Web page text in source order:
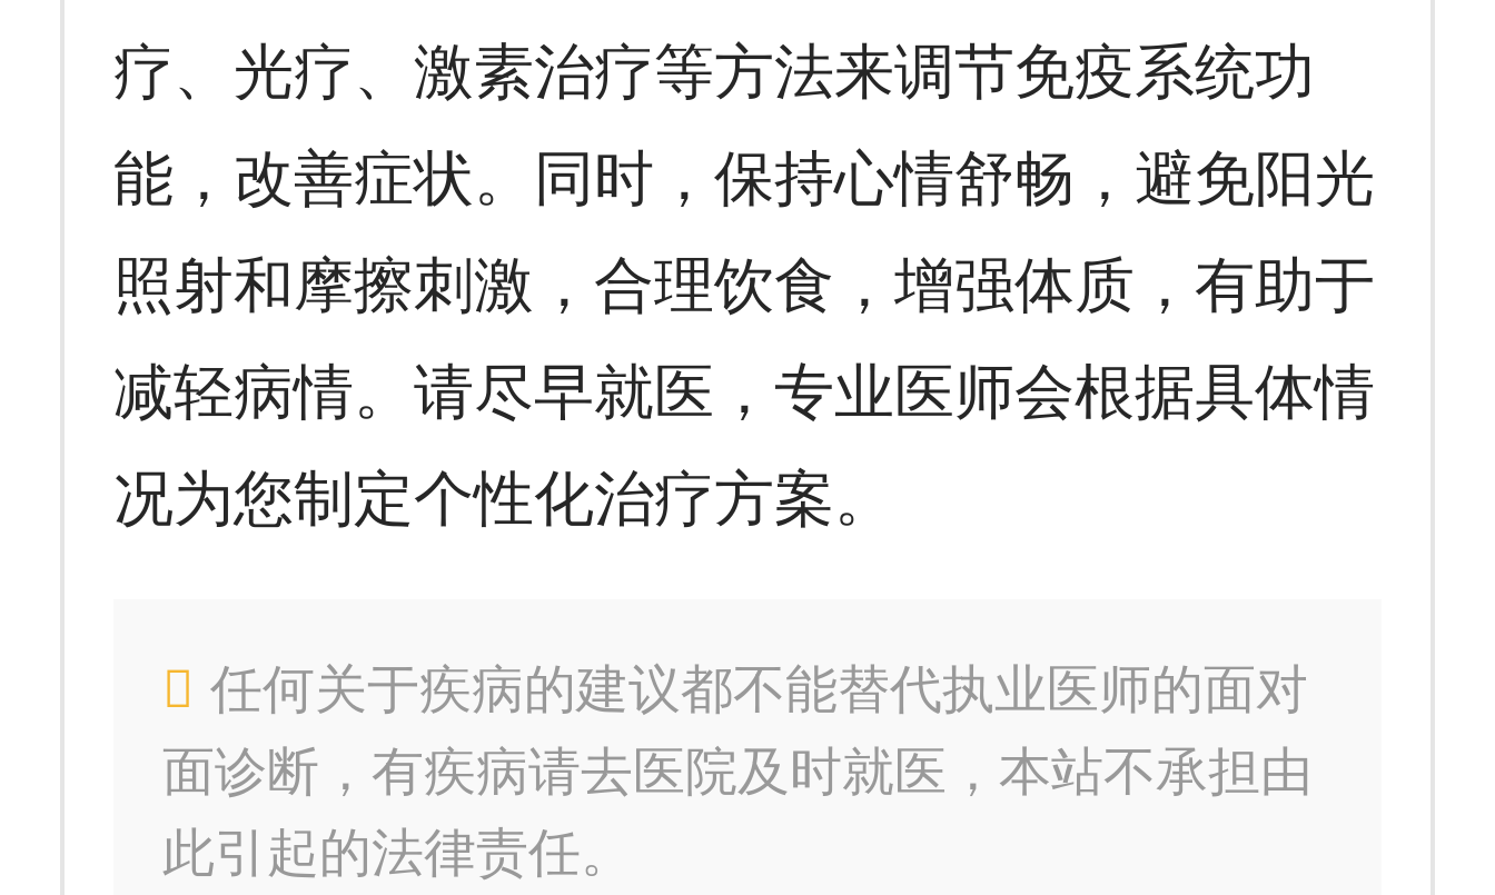
疗、光疗、激素治疗等方法来调节免疫系统功
能，改善症状。同时，保持心情舒畅，避免阳光
照射和摩擦刺激，合理饮食，增强体质，有助于
减轻病情。请尽早就医，专业医师会根据具体情
况为您制定个性化治疗方案。
任何关于疾病的建议都不能替代执业医师的面对
面诊断，有疾病请去医院及时就医，本站不承担由
此引起的法律责任。